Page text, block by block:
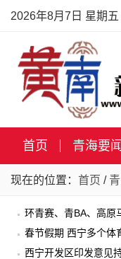
2026年8月7日 星期
首页 青海要闻
现在的位置： 首页 /
环青赛、青BA、高
春节假期 西宁多个体
西宁开发区印发意见